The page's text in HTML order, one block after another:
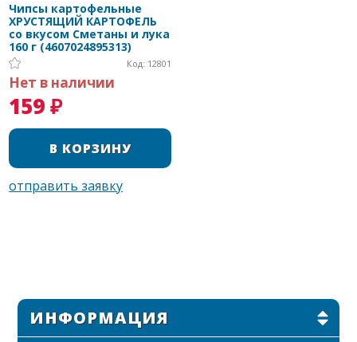
Чипсы картофельные
ХРУСТЯЩИЙ КАРТОФЕЛЬ
со вкусом Сметаны и лука
160 г (4607024895313)
Код: 12801
Нет в наличии
159 ₽
ИНФОРМАЦИЯ